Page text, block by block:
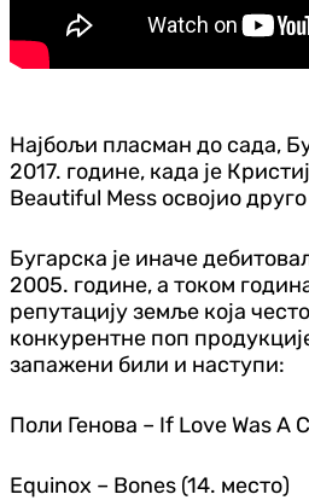
Најбољи пласман до сада,
2017. године, када је
Beautiful Mess освојио
Бугарска је иначе
2005. године, а током
репутацију земље која
конкурентне поп
запажени били и наступи:
Поли Генова – If Love Was A
Equinox – Bones (14. место)